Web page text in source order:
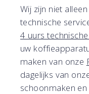
Wij zijn niet
technische
4 uurs
uw
maken van onze
dagelijks van
schoonmaken